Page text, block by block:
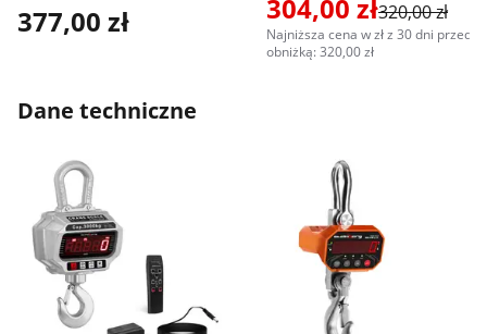
377,00 zł 304,00 zł320,00 zł
Najniższa cena w zł z 30 dni przed
obniżką: 320,00 zł
Dane techniczne